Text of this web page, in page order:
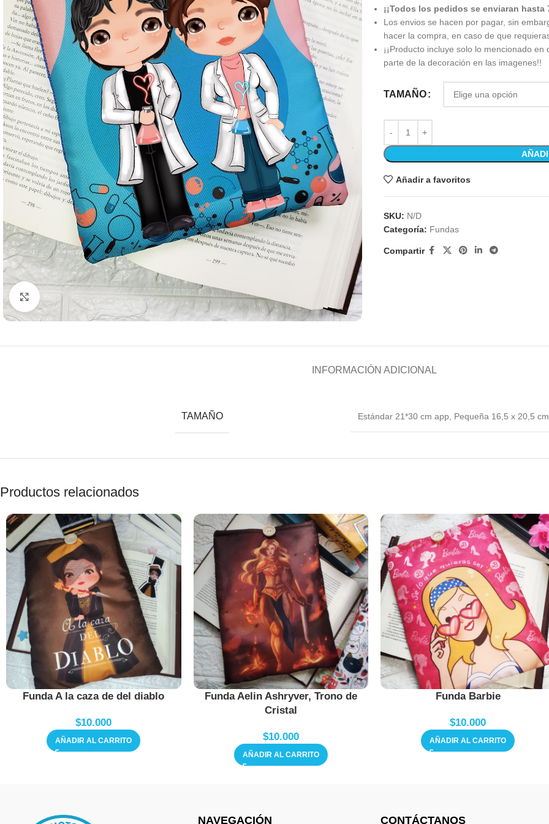
Clic para agrandar
¡¡Todos los pedidos se enviaran
Los envios se hacen por pagar, sin
hacer la compra, en caso de que
¡¡Producto incluye solo lo mencionado
parte de la decoración en las imagenes!!
TAMAÑO
Añadir a favoritos
SKU: N/D
Categoría: Fundas
Compartir
INFORMACIÓN ADICIONAL
TAMAÑO Estándar 21*30 cm app, Pequeña 16,5 x 20,5
Productos relacionados
Funda A la caza de del diablo
$10.000
AÑADIR AL CARRITO
Funda Aelin Ashryver, Trono de
Cristal
$10.000
AÑADIR AL CARRITO
Funda Barbie
$10.000
AÑADIR AL CARRITO
NAVEGACIÓN CONTÁCTANOS